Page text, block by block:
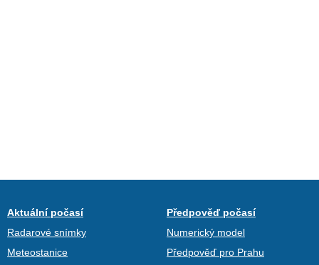
Aktuální počasí
Radarové snímky
Meteostanice
Předpověď počasí
Numerický model
Předpověď pro Prahu